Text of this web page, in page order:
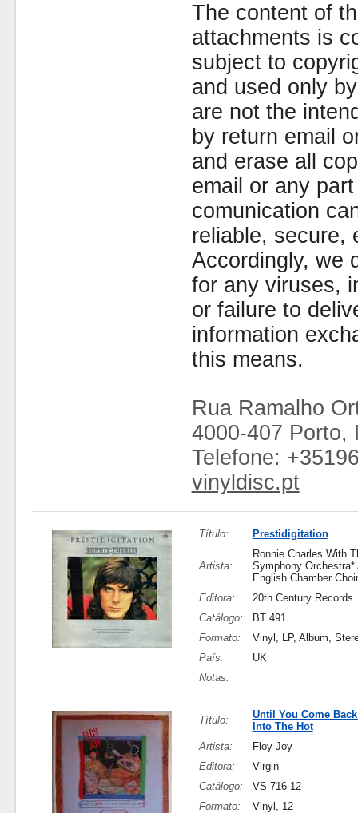
The content of
attachments is
subject to
and used only
are not the
by return email
and erase all
email or any
comunication
reliable, secure,
Accordingly, we
for any viruses,
or failure to
information
this means.
Rua Ramalho
4000-407 Porto,
Telefone:
vinyldisc.pt
Título: Prestidigitation
Artista:
Ronnie Charles With
Symphony Orchestra*
English Chamber
Editora:
20th Century Records
Catálogo:
BT 491
Formato:
Vinyl, LP, Album,
País:
UK
Notas:
Título:
Until You Come
Into The Hot
Artista:
Floy Joy
Editora:
Virgin
Catálogo:
VS 716-12
Formato:
Vinyl, 12